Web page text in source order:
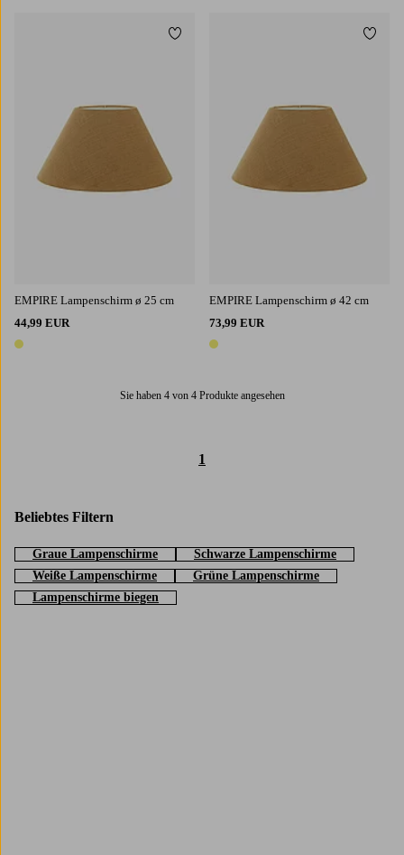
EMPIRE Lampenschirm ø 25 cm
44,99 EUR
1 Farbe
Zu Favoriten hinzufügen
EMPIRE Lampenschirm ø 42 cm
73,99 EUR
1 Farbe
Zu
Sie haben 4 von 4 Produkte angesehen
1
Beliebtes Filtern
Graue Lampenschirme
Schwarze Lampenschirme
Weiße Lampenschirme
Grüne Lampenschirme
Lampenschirme biegen